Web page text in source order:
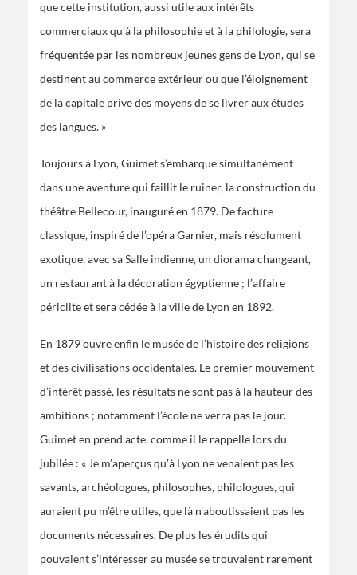
que cette institution, aussi utile aux intérêts
commerciaux qu’à la philosophie et à la philologie, sera
fréquentée par les nombreux jeunes gens de Lyon, qui se
destinent au commerce extérieur ou que l’éloignement
de la capitale prive des moyens de se livrer aux études
des langues. »
Toujours à Lyon, Guimet s’embarque simultanément
dans une aventure qui faillit le ruiner, la construction du
théâtre Bellecour, inauguré en 1879. De facture
classique, inspiré de l’opéra Garnier, mais résolument
exotique, avec sa Salle indienne, un diorama changeant,
un restaurant à la décoration égyptienne ; l’affaire
périclite et sera cédée à la ville de Lyon en 1892.
En 1879 ouvre enfin le musée de l’histoire des religions
et des civilisations occidentales. Le premier mouvement
d’intérêt passé, les résultats ne sont pas à la hauteur des
ambitions ; notamment l’école ne verra pas le jour.
Guimet en prend acte, comme il le rappelle lors du
jubilée : « Je m’aperçus qu’à Lyon ne venaient pas les
savants, archéologues, philosophes, philologues, qui
auraient pu m’être utiles, que là n’aboutissaient pas les
documents nécessaires. De plus les érudits qui
pouvaient s’intéresser au musée se trouvaient rarement